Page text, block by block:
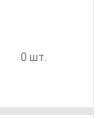
0 шт.